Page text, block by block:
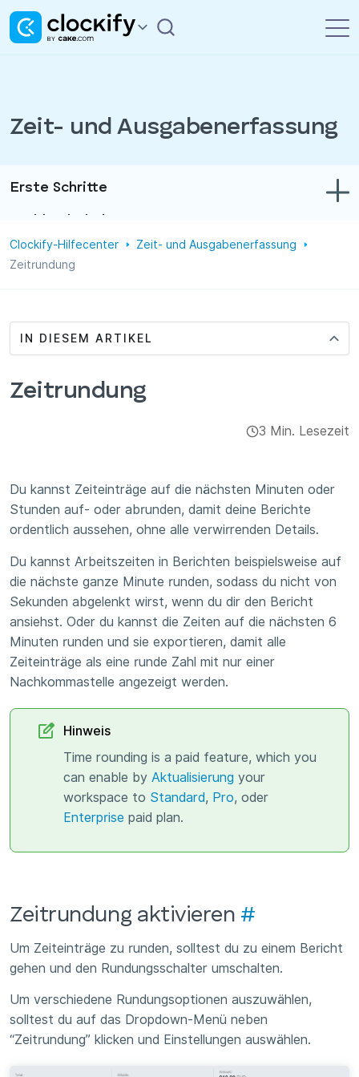
Zeit- und Ausgabenerfassung
Integrationen & Add-ons
Erste Schritte
Zeit- und Ausgabenerfassung
Projekte
Verwaltung
Clockify-Hilfecenter
Zeit- und Ausgabenerfassung
Zeitrundung
IN DIESEM ARTIKEL
Zeitrundung
3 Min. Lesezeit
Du kannst Zeiteinträge auf die nächsten Minuten oder
Stunden auf- oder abrunden, damit deine Berichte
ordentlich aussehen, ohne alle verwirrenden Details.
Du kannst Arbeitszeiten in Berichten beispielsweise auf
die nächste ganze Minute runden, sodass du nicht von
Sekunden abgelenkt wirst, wenn du dir den Bericht
ansiehst. Oder du kannst die Zeiten auf die nächsten 6
Minuten runden und sie exportieren, damit alle
Zeiteinträge als eine runde Zahl mit nur einer
Nachkommastelle angezeigt werden.
Hinweis
Time rounding is a paid feature, which you
can enable by Aktualisierung your
workspace to Standard, Pro, oder
Enterprise paid plan.
Zeitrundung aktivieren #
Um Zeiteinträge zu runden, solltest du zu einem Bericht
gehen und den Rundungsschalter umschalten.
Um verschiedene Rundungsoptionen auszuwählen,
solltest du auf das Dropdown-Menü neben
“Zeitrundung” klicken und Einstellungen auswählen.